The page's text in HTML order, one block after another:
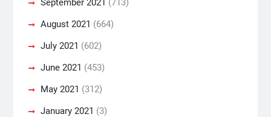
August 2021 (664)
July 2021 (602)
June 2021 (453)
May 2021 (312)
January 2021 (3)